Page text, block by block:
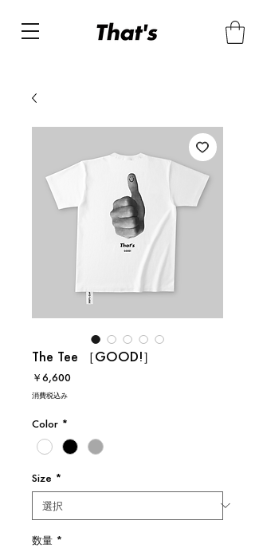
The Tee ［GOOD!］
￥6,600価
消費税込み
Color *
Size *
数量 *